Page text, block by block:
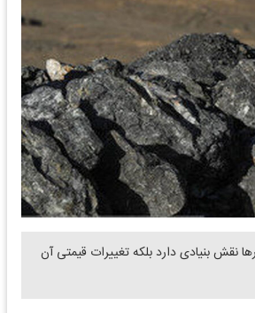
نقش بنیادی دارد بلکه تغییرات قیمتی آن